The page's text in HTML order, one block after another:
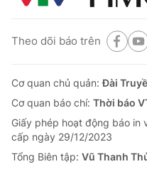
Theo dõi báo trên
Cơ quan chủ quản:Đài
Cơ quan báo chí: Thời báo
Giấy phép hoạt động báo in
cấp ngày 29/12/2023
Tổng Biên tập: Vũ Thanh